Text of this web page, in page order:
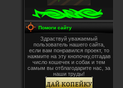
Помоги сайту
Здраствуй уважаемый
пользователь нашего сайта,
если вам понравился проект, то
нажмите на эту кнопочку,отгадав
число кошечек и собак и тем
самым вы отблагодарите нас, за
наши труды!